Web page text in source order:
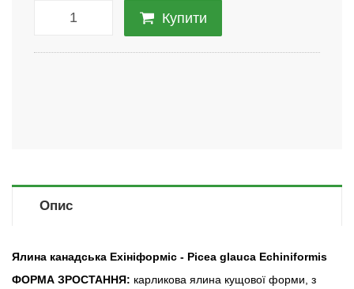
Купити
Опис
Ялина канадська Ехініформіс - Picea glauca Echiniformis
ФОРМА ЗРОСТАННЯ: карликова ялина кущової форми, з